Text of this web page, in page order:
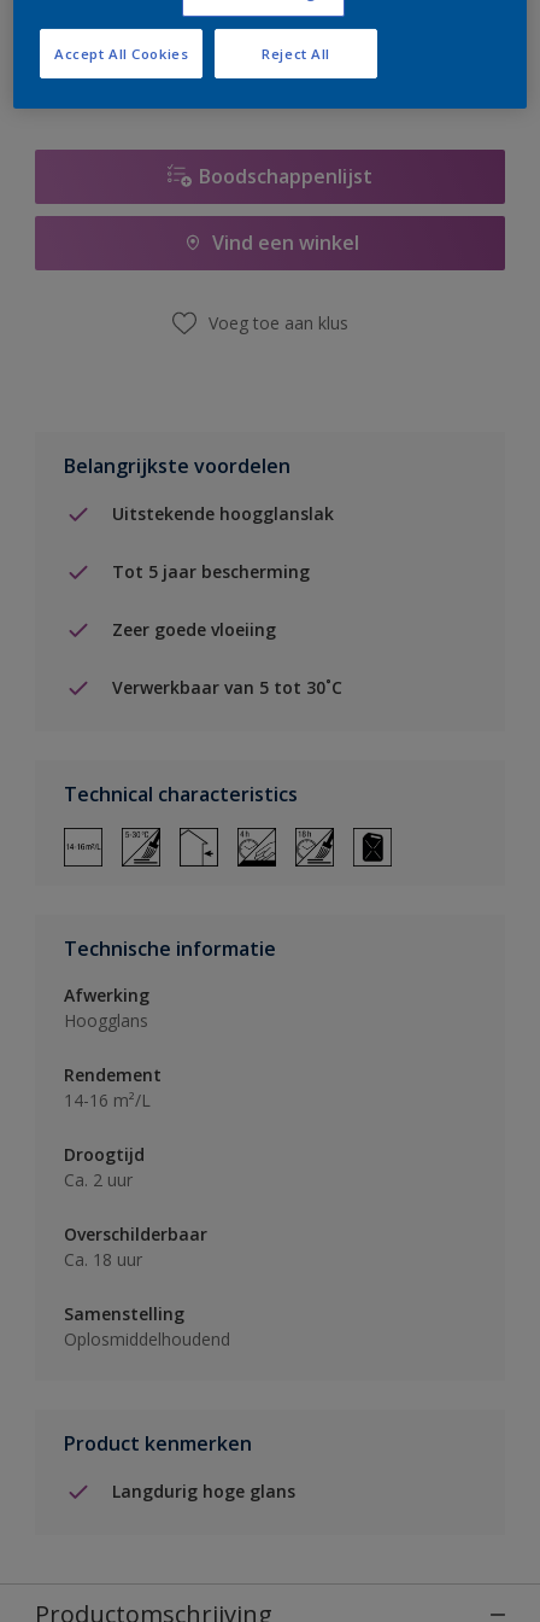
er hard aan om de voorraad aan te vullen.
Boodschappenlijst
Vind een winkel
Voeg toe aan klus
Belangrijkste voordelen
Uitstekende hoogglanslak
Tot 5 jaar bescherming
Zeer goede vloeiing
Verwerkbaar van 5 tot 30˚C
Technical characteristics
Technische informatie
Afwerking
Hoogglans
Rendement
14-16 m²/L
Droogtijd
Ca. 2 uur
Overschilderbaar
Ca. 18 uur
Samenstelling
Oplosmiddelhoudend
Product kenmerken
Langdurig hoge glans
Productomschrijving
Reject All
Accept All Cookies